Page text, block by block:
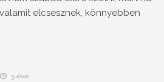
elcsesznek, könnyebben
5 éve